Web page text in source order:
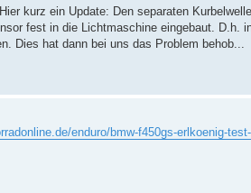
kurz ein Update: Den separaten
fest in die Lichtmaschine eingebaut. D.h.
Dies hat dann bei uns das Problem behob...
enduro/bmw-f450gs-erlkoenig-